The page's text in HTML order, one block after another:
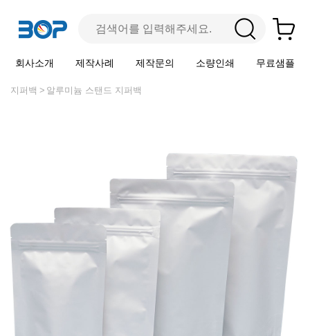
회사소개 제작사례 제작문의 소량인쇄 무료샘플
지퍼백 알루미늄 스탠드 지퍼백